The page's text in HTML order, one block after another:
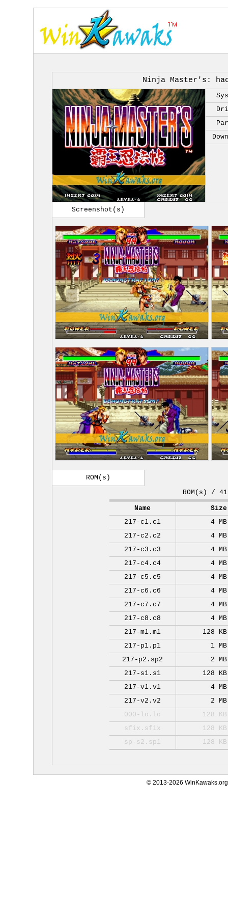
Ninja Master's:
Screenshot(s)
ROM(s)
ROM(s) / 41
Name
Size
217-c1.c1
4 MB
217-c2.c2
4 MB
217-c3.c3
4 MB
217-c4.c4
4 MB
217-c5.c5
4 MB
217-c6.c6
4 MB
217-c7.c7
4 MB
217-c8.c8
4 MB
217-m1.m1
128 KB
217-p1.p1
1 MB
217-p2.sp2
2 MB
217-s1.s1
128 KB
217-v1.v1
4 MB
217-v2.v2
2 MB
000-lo.lo
128 KB
sfix.sfix
128 KB
sp-s2.sp1
128 KB
© 2013-2026